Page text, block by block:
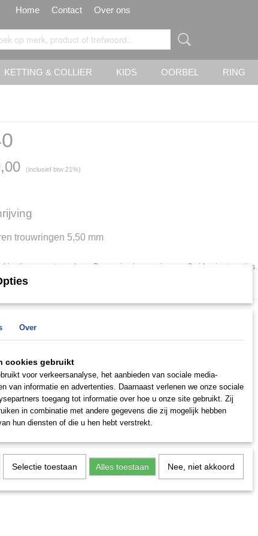
Home Contact Over ons
KETTING & COLLIER KIDS OORBEL RING
(inclusief btw 21%)
trouwringen 5,50 mm
van mat en glans. Damesring is voorzien van 3 zirkonia steentjes.
in briljant.
Over
cookies gebruikt
voor verkeersanalyse, het aanbieden van sociale media-
van informatie en advertenties. Daarnaast verlenen we onze sociale
toegang tot informatie over hoe u onze site gebruikt. Zij
in combinatie met andere gegevens die zij mogelijk hebben
hun diensten of die u hen hebt verstrekt.
Selectie toestaan Alles toestaan Nee, niet akkoord